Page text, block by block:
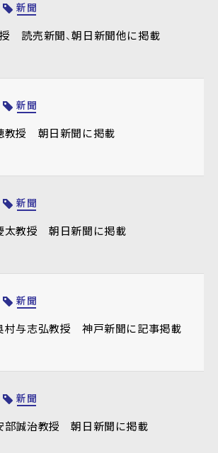
新聞
読売新聞、朝日新聞他に掲載
新聞
教授 朝日新聞に掲載
新聞
太教授 朝日新聞に掲載
新聞
村与志弘教授 神戸新聞に記事掲載
新聞
部誠治教授 朝日新聞に掲載